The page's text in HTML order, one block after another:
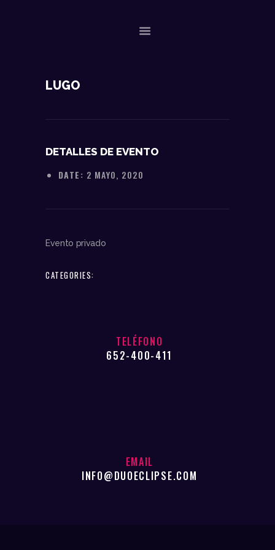
NOSOTROS
ACTUACIONES
LUGO
DETALLES DE EVENTO
DATE: 2 MAYO, 2020
Evento privado
CATEGORIES:
TELÉFONO
652-400-411
EMAIL
INFO@DUOECLIPSE.COM